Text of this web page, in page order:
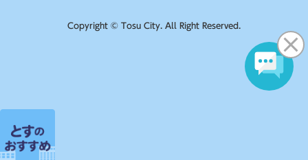
Copyright © Tosu City. All Right Reserved.